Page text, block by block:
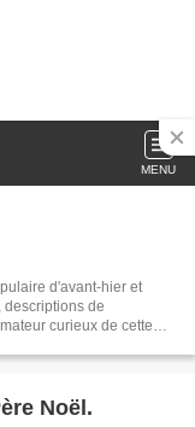
MENU
d'avant-hier et
descriptions de
curieux de cette
et cinéphile averti.
Noël.